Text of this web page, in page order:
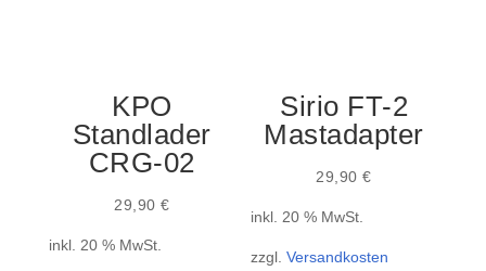
KPO
Standlader
CRG-02
29,90€
inkl. 20 % MwSt.
Sirio FT-2
Mastadapter
29,90€
inkl. 20 % MwSt.
zzgl.Versandkosten